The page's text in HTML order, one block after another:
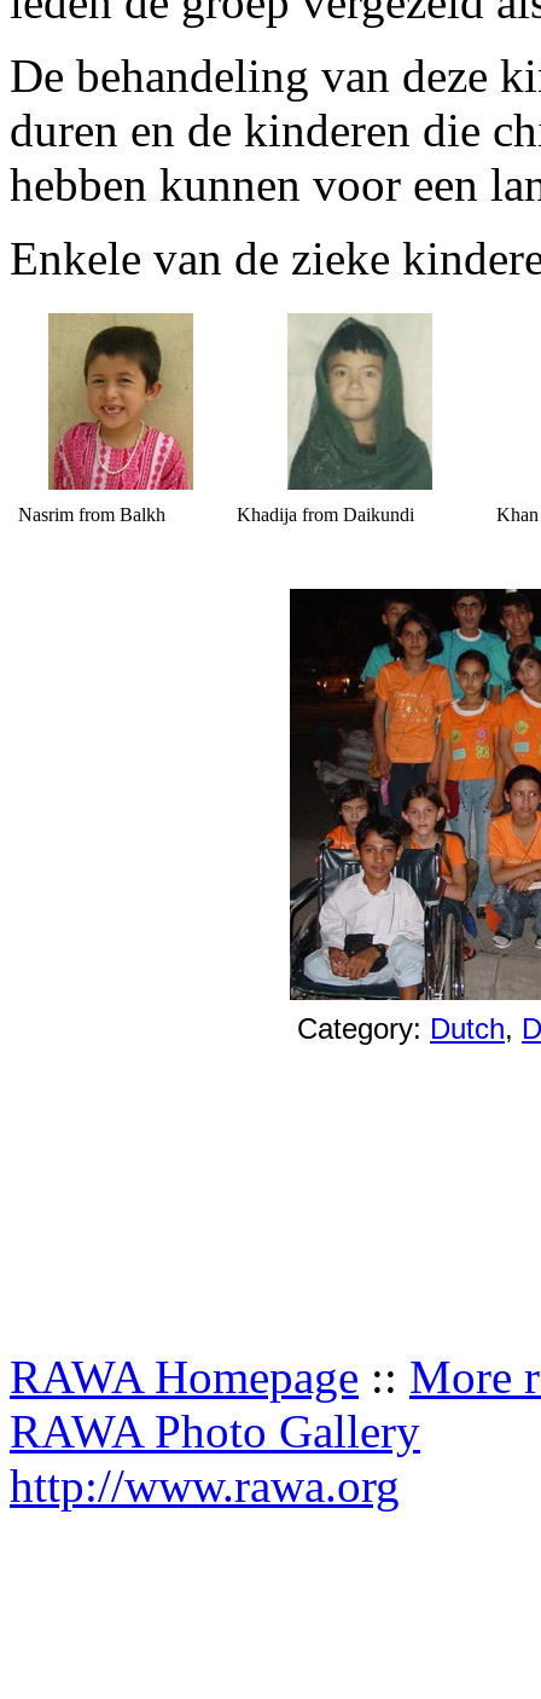
De behandeling van deze
duren en de kinderen die
hebben kunnen voor een
Enkele van de zieke
Nasrim from Balkh Khadija from Daikundi
Category: Dutch,
RAWA Homepage :: More
RAWA Photo Gallery
http://www.rawa.org